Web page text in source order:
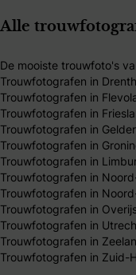
Alle
De mooiste trouwfoto's
Trouwfotografen in
Trouwfotografen in
Trouwfotografen in
Trouwfotografen in
Trouwfotografen in
Trouwfotografen in
Trouwfotografen in
Trouwfotografen in
Trouwfotografen in
Trouwfotografen in
Trouwfotografen in
Trouwfotografen in Zuid-